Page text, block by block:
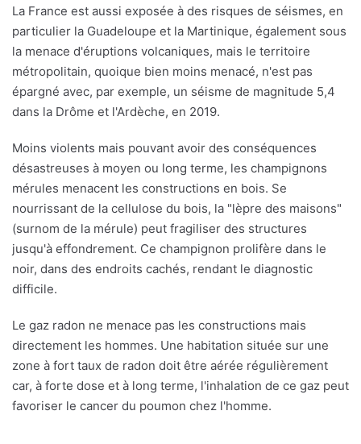
La France est aussi exposée à des risques de séismes, en
particulier la Guadeloupe et la Martinique, également sous
la menace d'éruptions volcaniques, mais le territoire
métropolitain, quoique bien moins menacé, n'est pas
épargné avec, par exemple, un séisme de magnitude 5,4
dans la Drôme et l'Ardèche, en 2019.
Moins violents mais pouvant avoir des conséquences
désastreuses à moyen ou long terme, les champignons
mérules menacent les constructions en bois. Se
nourrissant de la cellulose du bois, la "lèpre des maisons"
(surnom de la mérule) peut fragiliser des structures
jusqu'à effondrement. Ce champignon prolifère dans le
noir, dans des endroits cachés, rendant le diagnostic
difficile.
Le gaz radon ne menace pas les constructions mais
directement les hommes. Une habitation située sur une
zone à fort taux de radon doit être aérée régulièrement
car, à forte dose et à long terme, l'inhalation de ce gaz peut
favoriser le cancer du poumon chez l'homme.